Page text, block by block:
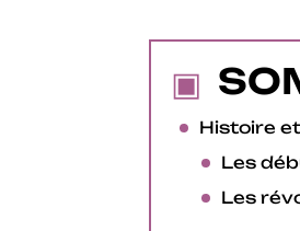
Histoire
Les
Les